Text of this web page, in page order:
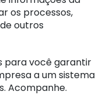
os processos,
outros
para você garantir
a um sistema
Acompanhe.